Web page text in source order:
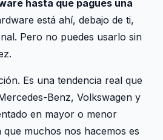
hasta que pagues una
está ahí, debajo de ti,
Pero no puedes usarlo sin
Es una tendencia real que
Benz, Volkswagen y
en mayor o menor
que muchos nos hacemos es